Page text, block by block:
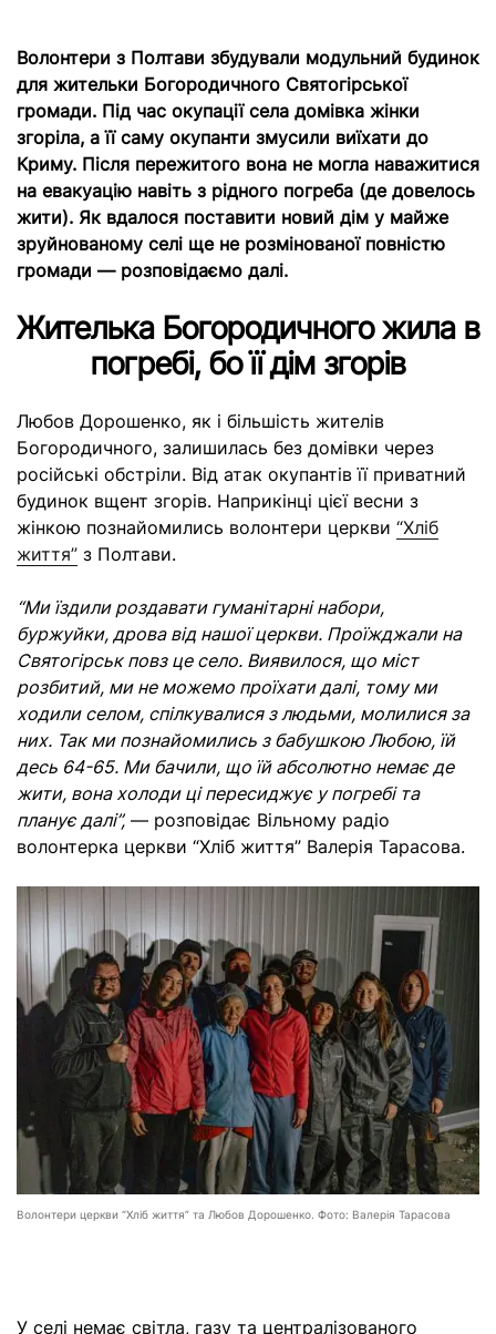
Волонтери з Полтави збудували модульний будинок
для жительки Богородичного Святогірської
громади. Під час окупації села домівка жінки
згоріла, а її саму окупанти змусили виїхати до
Криму. Після пережитого вона не могла наважитися
на евакуацію навіть з рідного погреба (де довелось
жити). Як вдалося поставити новий дім у майже
зруйнованому селі ще не розмінованої повністю
громади — розповідаємо далі.
Жителька Богородичного жила в
погребі, бо її дім згорів
Любов Дорошенко, як і більшість жителів
Богородичного, залишилась без домівки через
російські обстріли. Від атак окупантів її приватний
будинок вщент згорів. Наприкінці цієї весни з
жінкою познайомились волонтери церкви “Хліб
життя” з Полтави.
“Ми їздили роздавати гуманітарні набори,
буржуйки, дрова від нашої церкви. Проїжджали на
Святогірськ повз це село. Виявилося, що міст
розбитий, ми не можемо проїхати далі, тому ми
ходили селом, спілкувалися з людьми, молилися за
них. Так ми познайомились з бабушкою Любою, їй
десь 64-65. Ми бачили, що їй абсолютно немає де
жити, вона холоди ці пересиджує у погребі та
планує далі”, — розповідає Вільному радіо
волонтерка церкви “Хліб життя” Валерія Тарасова.
Волонтери церкви “Хліб життя” та Любов Дорошенко. Фото: Валерія Тарасова
У селі немає світла, газу та централізованого